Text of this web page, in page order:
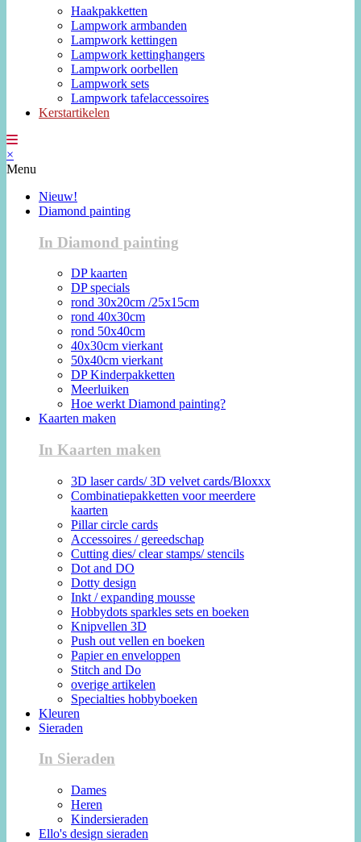
Haakpakketten
Lampwork armbanden
Lampwork kettingen
Lampwork kettinghangers
Lampwork oorbellen
Lampwork sets
Lampwork tafelaccessoires
Kerstartikelen
×
Menu
Nieuw!
Diamond painting
In Diamond painting
DP kaarten
DP specials
rond 30x20cm /25x15cm
rond 40x30cm
rond 50x40cm
40x30cm vierkant
50x40cm vierkant
DP Kinderpakketten
Meerluiken
Hoe werkt Diamond painting?
Kaarten maken
In Kaarten maken
3D laser cards/ 3D velvet cards/Bloxxx
Combinatiepakketten voor meerdere
kaarten
Pillar circle cards
Accessoires / gereedschap
Cutting dies/ clear stamps/ stencils
Dot and DO
Dotty design
Inkt / expanding mousse
Hobbydots sparkles sets en boeken
Knipvellen 3D
Push out vellen en boeken
Papier en enveloppen
Stitch and Do
overige artikelen
Specialties hobbyboeken
Kleuren
Sieraden
In Sieraden
Dames
Heren
Kindersieraden
Ello's design sieraden